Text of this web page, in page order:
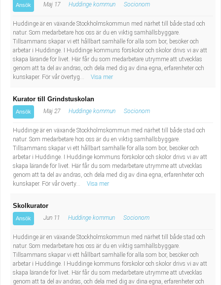
Ansök Maj 17 Huddinge kommun Socionom
Huddinge är en växande Stockholmskommun med närhet till både stad och
natur. Som medarbetare hos oss är du en viktig samhällsbyggare.
Tillsammans skapar vi ett hållbart samhälle för alla som bor, besöker och
arbetar i Huddinge. I Huddinge kommuns förskolor och skolor drivs vi av att
skapa lärande för livet. Här får du som medarbetare utrymme att utvecklas
genom att ta del av andras, och dela med dig av dina egna, erfarenheter och
kunskaper. För vår övertyg...
Visa mer
Kurator till Grindstuskolan
Ansök Maj 27 Huddinge kommun Socionom
Huddinge är en växande Stockholmskommun med närhet till både stad och
natur. Som medarbetare hos oss är du en viktig samhällsbyggare.
Tillsammans skapar vi ett hållbart samhälle för alla som bor, besöker och
arbetar i Huddinge. I Huddinge kommuns förskolor och skolor drivs vi av att
skapa lärande för livet. Här får du som medarbetare utrymme att utvecklas
genom att ta del av andras, och dela med dig av dina egna, erfarenheter och
kunskaper. För vår överty...
Visa mer
Skolkurator
Ansök Jun 11 Huddinge kommun Socionom
Huddinge är en växande Stockholmskommun med närhet till både stad och
natur. Som medarbetare hos oss är du en viktig samhällsbyggare.
Tillsammans skapar vi ett hållbart samhälle för alla som bor, besöker och
arbetar i Huddinge. I Huddinge kommuns förskolor och skolor drivs vi av att
skapa lärande för livet. Här får du som medarbetare utrymme att utvecklas
genom att ta del av andras, och dela med dig av dina egna, erfarenheter och